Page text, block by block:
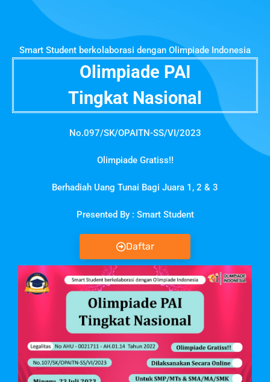
Smart Student berkolaborasi dengan Olimpiade Indonesia
Olimpiade PAI
Tingkat Nasional
No.097/SK/OPAITN-SS/VI/2023
Olimpiade Gratiss!!
Berhadiah Uang Tunai Bagi Juara 1, 2 & 3
Presented By : Smart Student
Daftar